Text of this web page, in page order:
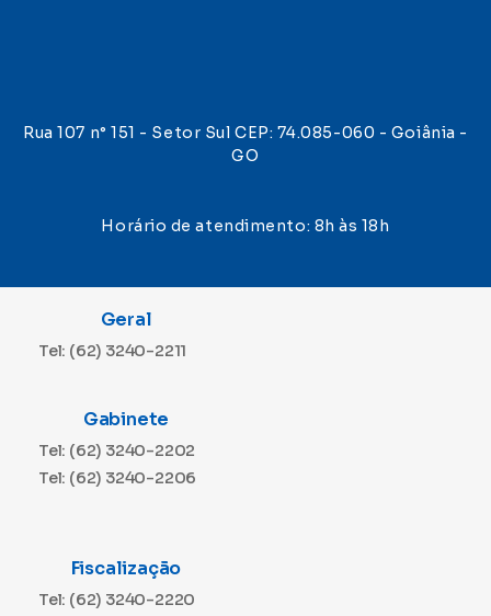
Rua 107 n° 151 - Setor Sul CEP: 74.085-060 - Goiânia -
GO
Horário de atendimento: 8h às 18h
Geral
Tel: (62) 3240-2211
Gabinete
Tel: (62) 3240-2202
Tel: (62) 3240-2206
Fiscalização
Tel: (62) 3240-2220